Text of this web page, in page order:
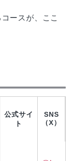
ースが、ここ
公式サイ
ト
SNS
（X）